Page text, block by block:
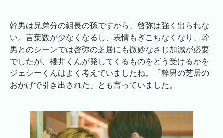
幹男は兄弟分の組長の孫ですから、啓弥は強く出られな
い。言葉数が少なくなるし、表情もぎこちなくなり、幹
男とのシーンでは啓弥の芝居にも微妙なさじ加減が必要
でしたが、櫻井くんが発してくるものをどう受けるかを
ジェシーくんはよく考えていましたね。「幹男の芝居の
おかげで引き出された」とも言っていました。